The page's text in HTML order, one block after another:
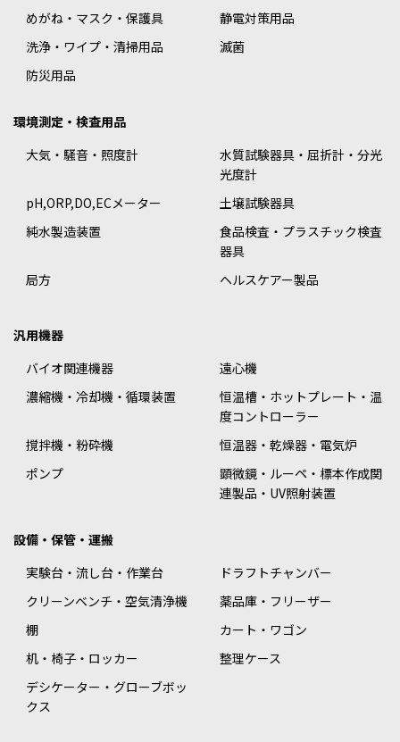
めがね・マスク・保護具
静電対策用品
洗浄・ワイプ・清掃用品
滅菌
防災用品
環境測定・検査用品
大気・騒音・照度計
水質試験器具・屈折計・分光
光度計
pH,ORP,DO,ECメーター
土壌試験器具
純水製造装置
食品検査・プラスチック検査
器具
局方
ヘルスケアー製品
汎用機器
バイオ関連機器
遠心機
濃縮機・冷却機・循環装置
恒温槽・ホットプレート・温
度コントローラー
撹拌機・粉砕機
恒温器・乾燥器・電気炉
ポンプ
顕微鏡・ルーペ・標本作成関
連製品・UV照射装置
設備・保管・運搬
実験台・流し台・作業台
ドラフトチャンバー
クリーンベンチ・空気清浄機
薬品庫・フリーザー
棚
カート・ワゴン
机・椅子・ロッカー
整理ケース
デシケーター・グローブボッ
クス